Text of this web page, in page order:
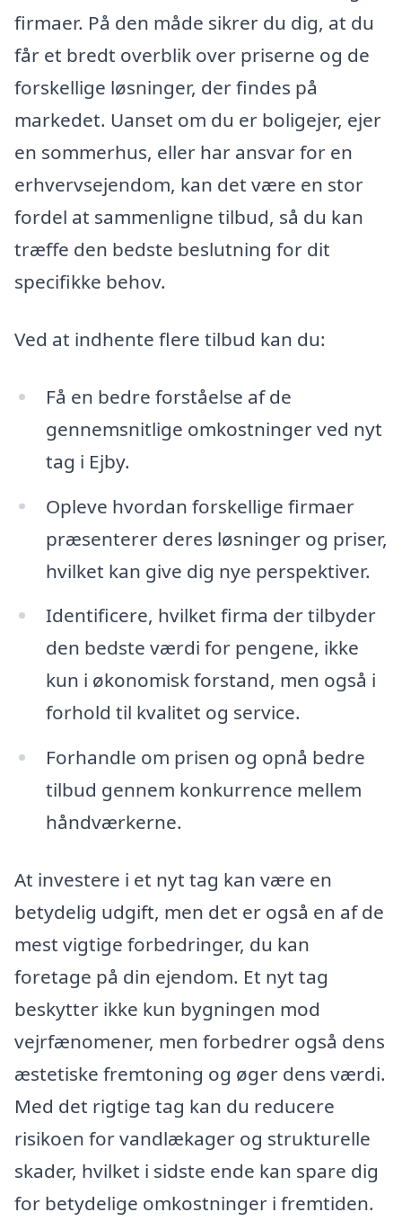
firmaer. På den måde sikrer du dig, at du
får et bredt overblik over priserne og de
forskellige løsninger, der findes på
markedet. Uanset om du er boligejer, ejer
en sommerhus, eller har ansvar for en
erhvervsejendom, kan det være en stor
fordel at sammenligne tilbud, så du kan
træffe den bedste beslutning for dit
specifikke behov.
Ved at indhente flere tilbud kan du:
Få en bedre forståelse af de
gennemsnitlige omkostninger ved nyt
tag i Ejby.
Opleve hvordan forskellige firmaer
præsenterer deres løsninger og priser,
hvilket kan give dig nye perspektiver.
Identificere, hvilket firma der tilbyder
den bedste værdi for pengene, ikke
kun i økonomisk forstand, men også i
forhold til kvalitet og service.
Forhandle om prisen og opnå bedre
tilbud gennem konkurrence mellem
håndværkerne.
At investere i et nyt tag kan være en
betydelig udgift, men det er også en af de
mest vigtige forbedringer, du kan
foretage på din ejendom. Et nyt tag
beskytter ikke kun bygningen mod
vejrfænomener, men forbedrer også dens
æstetiske fremtoning og øger dens værdi.
Med det rigtige tag kan du reducere
risikoen for vandlækager og strukturelle
skader, hvilket i sidste ende kan spare dig
for betydelige omkostninger i fremtiden.